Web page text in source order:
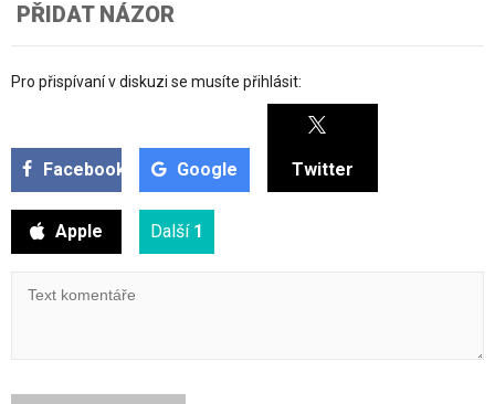
PŘIDAT NÁZOR
Pro přispívaní v diskuzi se musíte přihlásit:
Facebook Google Twitter
Apple Další 1